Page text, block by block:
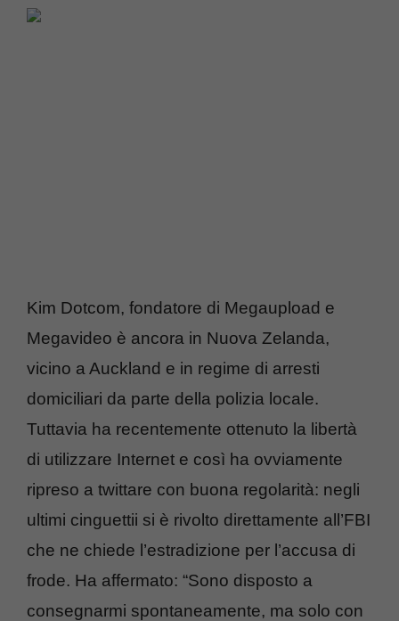
Kim Dotcom, fondatore di Megaupload e
Megavideo è ancora in Nuova Zelanda,
vicino a Auckland e in regime di arresti
domiciliari da parte della polizia locale.
Tuttavia ha recentemente ottenuto la libertà
di utilizzare Internet e così ha ovviamente
ripreso a twittare con buona regolarità: negli
ultimi cinguettii si è rivolto direttamente all’FBI
che ne chiede l’estradizione per l’accusa di
frode. Ha affermato: “Sono disposto a
consegnarmi spontaneamente, ma solo con